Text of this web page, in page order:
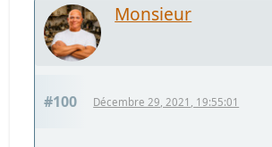
Monsieur
#100 Décembre 29, 2021, 19:55:01